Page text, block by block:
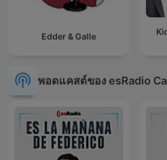
Edder & Galle
พอดแคสต์ของ esRadio